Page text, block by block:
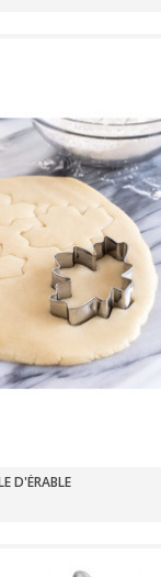
D'ÉRABLE